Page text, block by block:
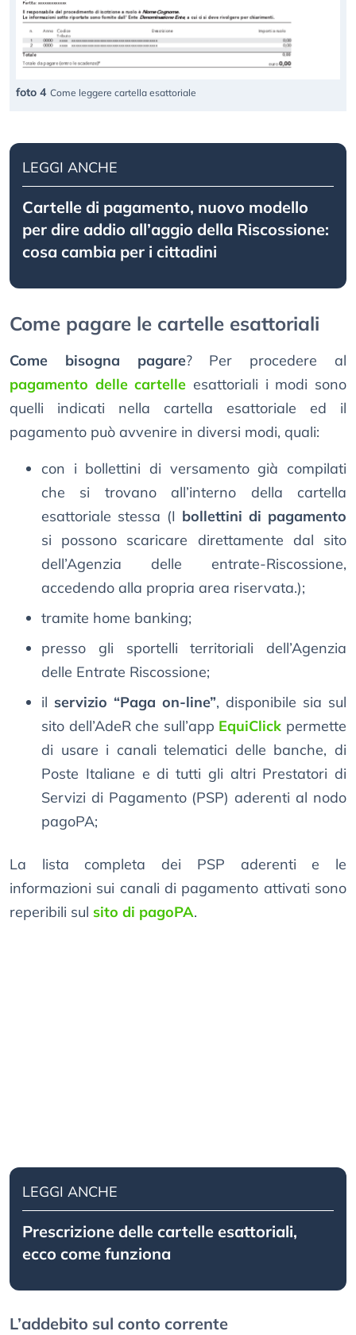
foto 4 Come leggere cartella esattoriale
LEGGI ANCHE
Cartelle di pagamento, nuovo modello
per dire addio all’aggio della Riscossione:
cosa cambia per i cittadini
Come pagare le cartelle esattoriali
Come bisogna pagare? Per procedere al
pagamento delle cartelle esattoriali i modi sono
quelli indicati nella cartella esattoriale ed il
pagamento può avvenire in diversi modi, quali:
con i bollettini di versamento già compilati
che si trovano all’interno della cartella
esattoriale stessa (I bollettini di pagamento
si possono scaricare direttamente dal sito
dell’Agenzia delle entrate-Riscossione,
accedendo alla propria area riservata.);
tramite home banking;
presso gli sportelli territoriali dell’Agenzia
delle Entrate Riscossione;
il servizio “Paga on-line”, disponibile sia sul
sito dell’AdeR che sull’app EquiClick permette
di usare i canali telematici delle banche, di
Poste Italiane e di tutti gli altri Prestatori di
Servizi di Pagamento (PSP) aderenti al nodo
pagoPA;
La lista completa dei PSP aderenti e le
informazioni sui canali di pagamento attivati sono
reperibili sul sito di pagoPA.
LEGGI ANCHE
Prescrizione delle cartelle esattoriali,
ecco come funziona
L’addebito sul conto corrente